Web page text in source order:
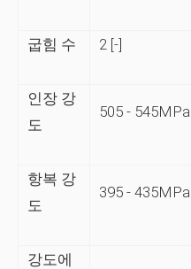
굽힘 수 2 [-]
인장 강
도
505 - 545MPa
항복 강
도
395 - 435MPa
강도에